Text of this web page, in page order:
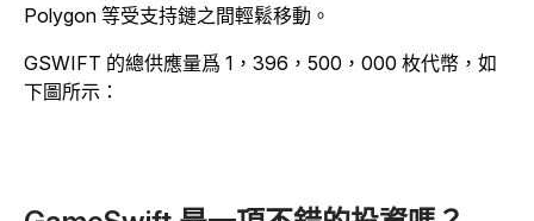
Polygon 等受支持鏈之間輕鬆移動。
GSWIFT 的總供應量爲 1，396，500，000 枚代幣，如
下圖所示：